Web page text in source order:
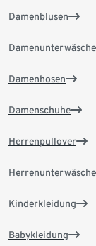
Damenblusen
Damenunterwäsche
Damenhosen
Damenschuhe
Herrenpullover
Herrenunterwäsche
Kinderkleidung
Babykleidung